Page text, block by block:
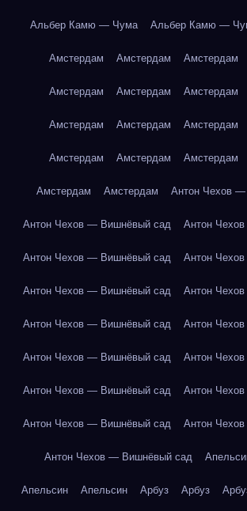
Альбер Камю — Чума Альбер Камю —
Амстердам Амстердам Амстердам
Амстердам Амстердам Амстердам
Амстердам Амстердам Амстердам
Амстердам Амстердам Амстердам
Амстердам Амстердам Антон Чехов
Антон Чехов — Вишнёвый сад Антон
Антон Чехов — Вишнёвый сад Антон
Антон Чехов — Вишнёвый сад Антон
Антон Чехов — Вишнёвый сад Антон
Антон Чехов — Вишнёвый сад Антон
Антон Чехов — Вишнёвый сад Антон
Антон Чехов — Вишнёвый сад Антон
Антон Чехов — Вишнёвый сад
Апельсин Апельсин Арбуз Арбуз